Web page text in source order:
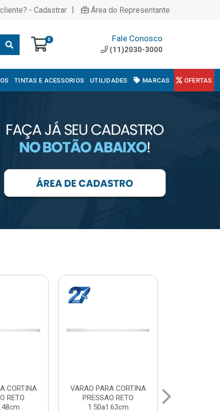
- Cadastrar | Área do Representante
0 Fale Conosco
(11)2030-3000
TINTAS E ACESSORIOS UTILIDADES MARCAS OFERTAS
CORTINA
RETO
VARAL PARA TETO
MAXEB ACO 1.40m